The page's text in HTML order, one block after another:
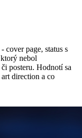
page, status s
nebol
posteru. Hodnotí sa
direction a co